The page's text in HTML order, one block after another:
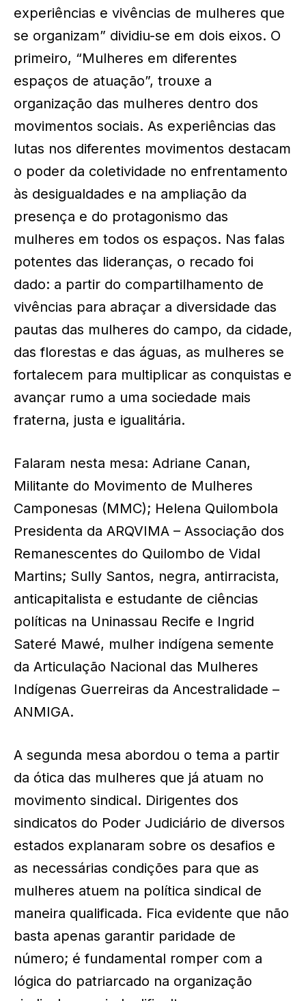
experiências e vivências de mulheres que
se organizam” dividiu-se em dois eixos. O
primeiro, “Mulheres em diferentes
espaços de atuação”, trouxe a
organização das mulheres dentro dos
movimentos sociais. As experiências das
lutas nos diferentes movimentos destacam
o poder da coletividade no enfrentamento
às desigualdades e na ampliação da
presença e do protagonismo das
mulheres em todos os espaços. Nas falas
potentes das lideranças, o recado foi
dado: a partir do compartilhamento de
vivências para abraçar a diversidade das
pautas das mulheres do campo, da cidade,
das florestas e das águas, as mulheres se
fortalecem para multiplicar as conquistas e
avançar rumo a uma sociedade mais
fraterna, justa e igualitária.
Falaram nesta mesa: Adriane Canan,
Militante do Movimento de Mulheres
Camponesas (MMC); Helena Quilombola
Presidenta da ARQVIMA – Associação dos
Remanescentes do Quilombo de Vidal
Martins; Sully Santos, negra, antirracista,
anticapitalista e estudante de ciências
políticas na Uninassau Recife e Ingrid
Sateré Mawé, mulher indígena semente
da Articulação Nacional das Mulheres
Indígenas Guerreiras da Ancestralidade –
ANMIGA.
A segunda mesa abordou o tema a partir
da ótica das mulheres que já atuam no
movimento sindical. Dirigentes dos
sindicatos do Poder Judiciário de diversos
estados explanaram sobre os desafios e
as necessárias condições para que as
mulheres atuem na política sindical de
maneira qualificada. Fica evidente que não
basta apenas garantir paridade de
número; é fundamental romper com a
lógica do patriarcado na organização